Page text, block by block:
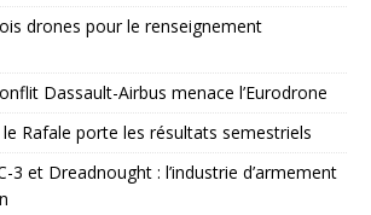
drones pour le renseignement
Dassault-Airbus menace l’Eurodrone
Rafale porte les résultats semestriels
3 et Dreadnought : l’industrie d’armement